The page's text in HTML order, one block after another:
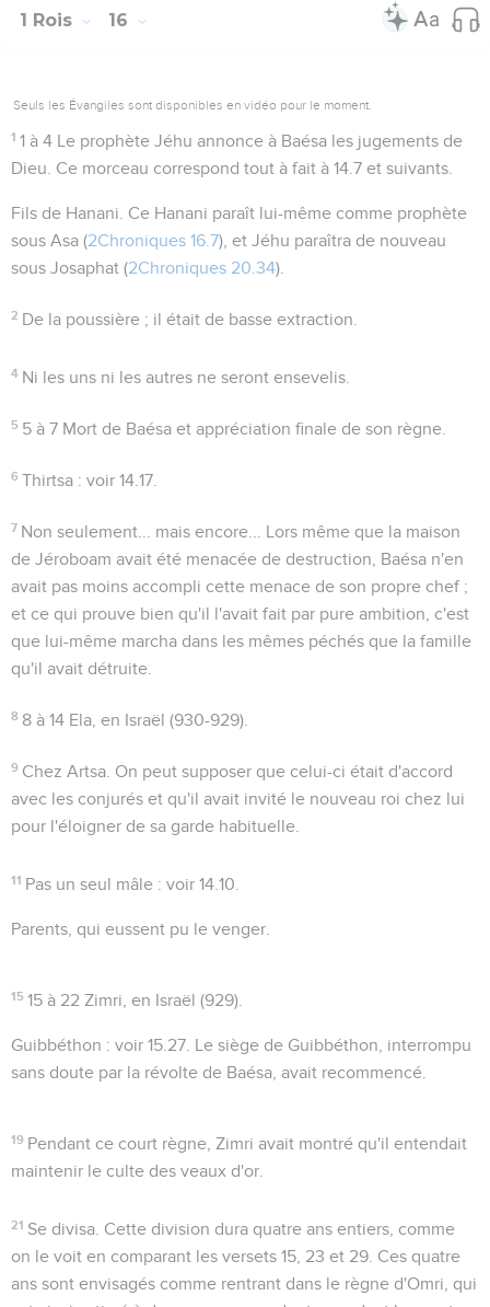
1 Rois 16
Seuls les Évangiles sont disponibles en vidéo pour le moment.
1 1 à 4 Le prophète Jéhu annonce à Baésa les jugements de
Dieu. Ce morceau correspond tout à fait à 14.7 et suivants.
Fils de Hanani . Ce Hanani paraît lui-même comme prophète
sous Asa (2Chroniques 16.7), et Jéhu paraîtra de nouveau
sous Josaphat (2Chroniques 20.34).
2 De la poussière ; il était de basse extraction.
4 Ni les uns ni les autres ne seront ensevelis.
5 5 à 7 Mort de Baésa et appréciation finale de son règne.
6 Thirtsa : voir14.17
7 Non seulement... mais encore...
Lors même que la maison
de Jéroboam avait été menacée de destruction, Baésa n'en
avait pas moins accompli cette menace de son propre chef ;
et ce qui prouve bien qu'il l'avait fait par pure ambition, c'est
que lui-même marcha dans les mêmes péchés que la famille
qu'il avait détruite.
8 8 à 14 Ela, en Israël (930-929).
9 Chez Artsa . On peut supposer que celui-ci était d'accord
avec les conjurés et qu'il avait invité le nouveau roi chez lui
pour l'éloigner de sa garde habituelle.
11 Pas un seul mâle : voir14.10
Parents , qui eussent pu le venger.
15 15 à 22 Zimri, en Israël (929).
Guibbéthon : voir 15.27 . Le siège de Guibbéthon, interrompu
sans doute par la révolte de Baésa, avait recommencé.
19 Pendant ce court règne, Zimri avait montré qu'il entendait
maintenir le culte des veaux d'or.
21 Se divisa . Cette division dura quatre ans entiers, comme
on le voit en comparant les versets 15, 23 et 29. Ces quatre
ans sont envisagés comme rentrant dans le règne d'Omri, qui